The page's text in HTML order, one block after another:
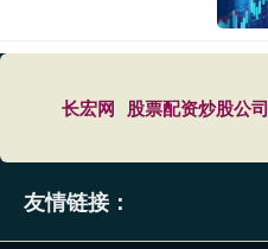
长宏网 股票配资炒股公司
友情链接：